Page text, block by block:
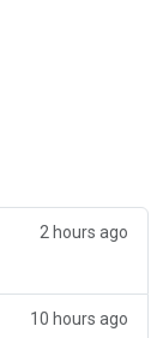
2 hours ago
10 hours ago